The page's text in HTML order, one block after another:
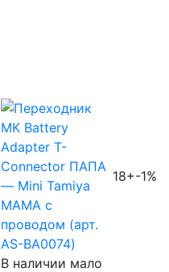
18+-1%
В наличии мало